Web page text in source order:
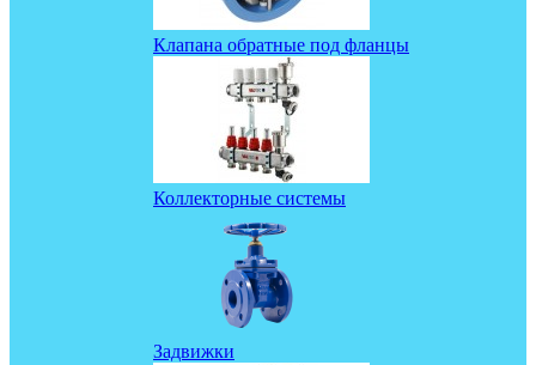
Клапана обратные под фланцы
Коллекторные системы
Задвижки